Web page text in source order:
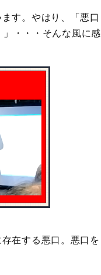
す。やはり、「悪口
・・・そんな風に感
在する悪口。悪口を